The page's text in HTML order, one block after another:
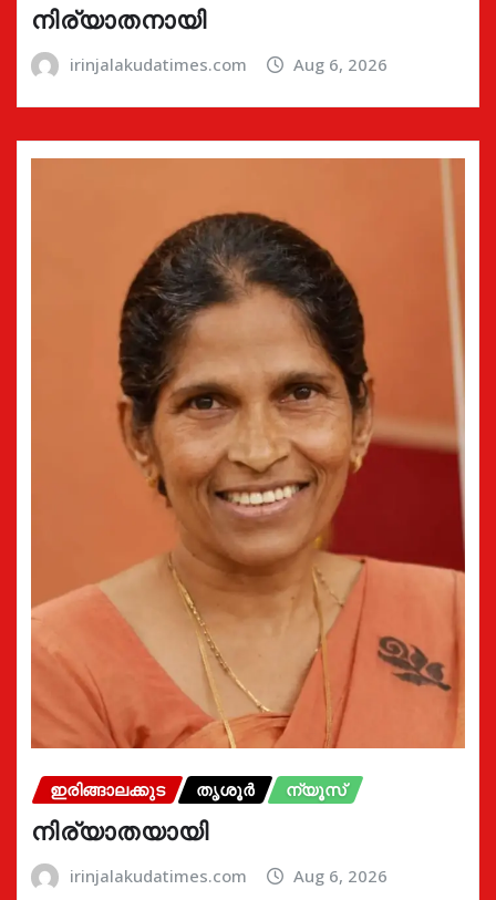
നിര്യാതനായി
irinjalakudatimes.com Aug 6, 2026
ഇരിങ്ങാലക്കുട തൃശൂർ ന്യൂസ്
നിര്യാതയായി
irinjalakudatimes.com Aug 6, 2026